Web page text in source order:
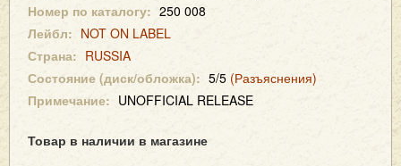
Номер по каталогу: 250 008
Лейбл: NOT ON LABEL
Страна: RUSSIA
Состояние (диск/обложка): 5/5 (Разъяснения)
Примечание: UNOFFICIAL RELEASE
Товар в наличии в магазине